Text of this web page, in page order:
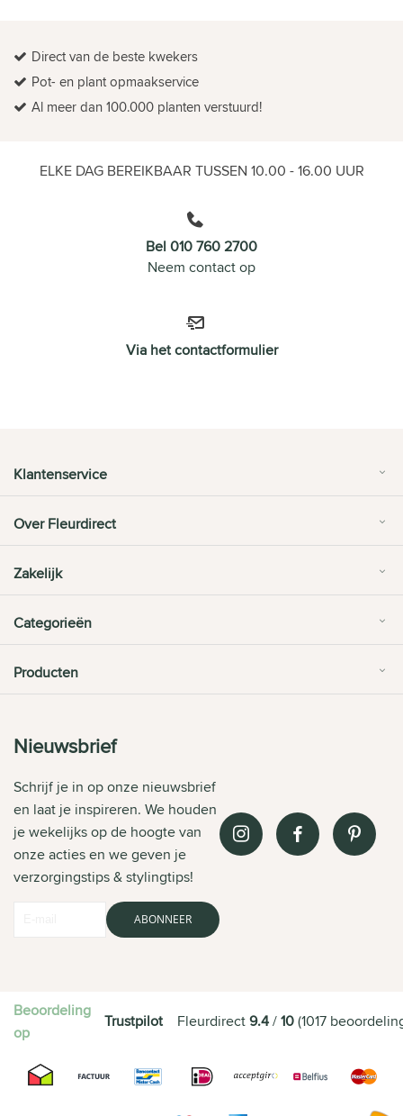
Direct van de beste kwekers
Pot- en plant opmaakservice
Al meer dan 100.000 planten verstuurd!
ELKE DAG BEREIKBAAR TUSSEN 10.00 - 16.00 UUR
Bel 010 760 2700
Neem contact op
Via het contactformulier
Klantenservice
Over Fleurdirect
Zakelijk
Categorieën
Producten
Nieuwsbrief
Schrijf je in op onze nieuwsbrief
en laat je inspireren. We houden
je wekelijks op de hoogte van
onze acties en we geven je
verzorgingstips & stylingtips!
ABONNEER
Beoordeling
op
Trustpilot Fleurdirect9.4/10(1017